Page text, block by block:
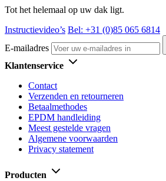
Tot het helemaal op uw dak ligt.
Instructievideo’s Bel: +31 (0)85 065 6814
E-mailadres
Klantenservice
Contact
Verzenden en retourneren
Betaalmethodes
EPDM handleiding
Meest gestelde vragen
Algemene voorwaarden
Privacy statement
Producten